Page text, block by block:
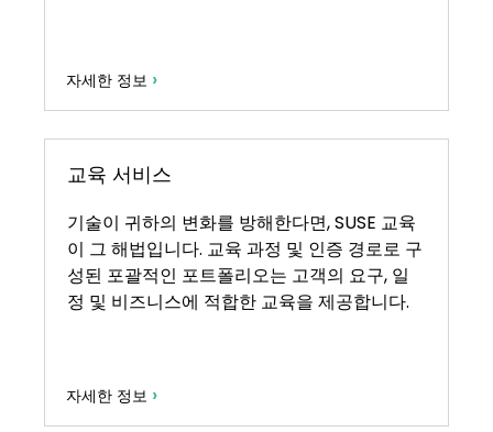
자세한 정보 ›
교육 서비스
기술이 귀하의 변화를 방해한다면, SUSE 교육
이 그 해법입니다. 교육 과정 및 인증 경로로 구
성된 포괄적인 포트폴리오는 고객의 요구, 일
정 및 비즈니스에 적합한 교육을 제공합니다.
자세한 정보 ›